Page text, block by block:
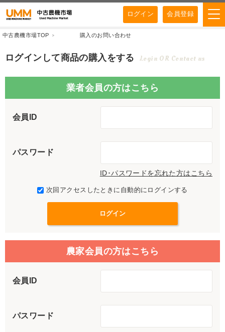
ログイン 会員登録
中古農機市場TOP 購入のお問い合わせ
ログインして商品の購入をする Login OR Contact us
業者会員の方はこちら
会員ID
パスワード
ID･パスワードを忘れた方はこちら
次回アクセスしたときに自動的にログインする
農家会員の方はこちら
会員ID
パスワード